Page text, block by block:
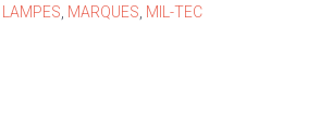
LAMPES MARQUES MIL-TEC